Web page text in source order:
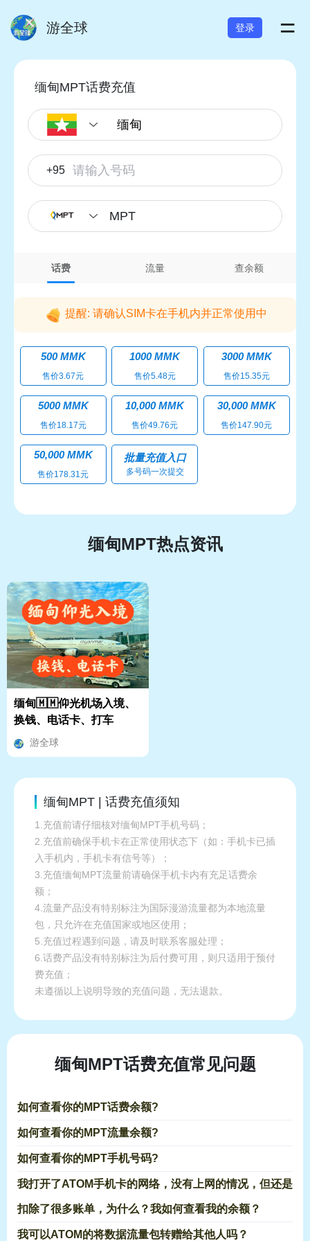
游全球 登录 =
缅甸MPT话费充值
+95
MPT
话费 流量 查余额
提醒: 请确认SIM卡在手机内并正常使用中
500 MMK
售价3.67元
1000 MMK
售价5.48元
3000 MMK
售价15.35元
5000 MMK
售价18.17元
10,000 MMK
售价49.76元
30,000 MMK
售价147.90元
50,000 MMK
售价178.31元
批量充值入口
多号码一次提交
缅甸MPT热点资讯
缅甸🇲🇲仰光机场入境、
换钱、电话卡、打车
游全球
缅甸MPT | 话费充值须知
1.充值前请仔细核对缅甸MPT手机号码；
2.充值前确保手机卡在正常使用状态下（如：手机卡已插
入手机内，手机卡有信号等）；
3.充值缅甸MPT流量前请确保手机卡内有充足话费余
额；
4.流量产品没有特别标注为国际漫游流量都为本地流量
包，只允许在充值国家或地区使用；
5.充值过程遇到问题，请及时联系客服处理；
6.话费产品没有特别标注为后付费可用，则只适用于预付
费充值；
未遵循以上说明导致的充值问题，无法退款。
缅甸MPT话费充值常见问题
如何查看你的MPT话费余额?
如何查看你的MPT流量余额?
如何查看你的MPT手机号码?
我打开了ATOM手机卡的网络，没有上网的情况，但还是
扣除了很多账单，为什么？我如何查看我的余额？
我可以ATOM的将数据流量包转赠给其他人吗？